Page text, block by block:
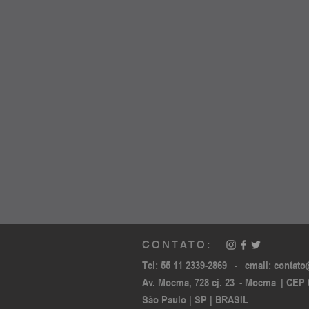
CONTATO:
Tel: 55 11 2339-2869 - email:
Av. Moema, 728 cj. 23 - Moema | CEP
São Paulo | SP | BRASIL